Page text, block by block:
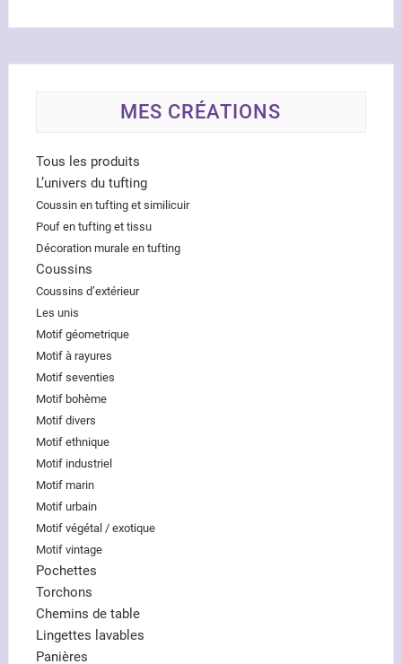
MES CRÉATIONS
Tous les produits
L’univers du tufting
Coussin en tufting et similicuir
Pouf en tufting et tissu
Décoration murale en tufting
Coussins
Coussins d’extérieur
Les unis
Motif géometrique
Motif à rayures
Motif seventies
Motif bohème
Motif divers
Motif ethnique
Motif industriel
Motif marin
Motif urbain
Motif végétal / exotique
Motif vintage
Pochettes
Torchons
Chemins de table
Lingettes lavables
Panières